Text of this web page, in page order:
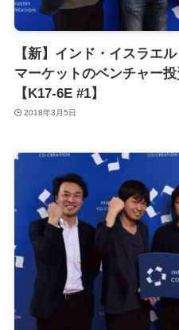
【新】インド・イスラエ
マーケットのベンチャー
【K17-6E #1】
2018年3月5日